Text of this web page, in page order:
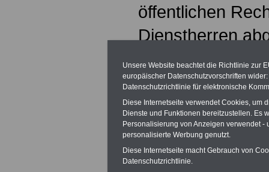
öffentlichen
Dienstherren
(2) Das Gesetz
Erstattung von
1. Auslagen aus
(Trennungsgeld,
2. Auslagen für
Unsere Website beachtet die Richtlinie zur
europäischer Datenschutzvorschriften
Datenschutzrichtlinie für elektronische
Diese Internetseite verwendet Cookies, um
Dienste und Funktionen bereitzustellen. Es
Personalisierung von Anzeigen verwendet
personalisierte Werbung genutzt.
Diese Internetseite macht Gebrauch von
Datenschutzrichtlinie.